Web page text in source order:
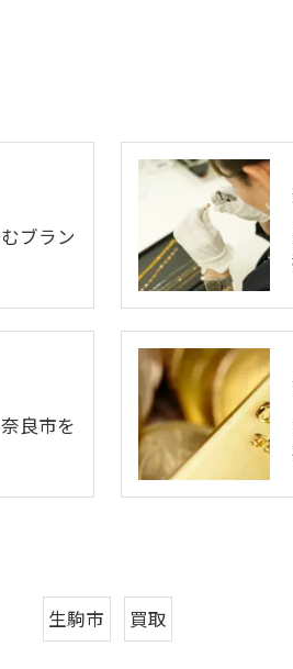
ブラン
良市を
生駒市 買取